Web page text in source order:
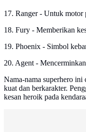
17. Ranger - Untuk motor
18. Fury - Memberikan
19. Phoenix - Simbol
20. Agent -
Nama-nama superhero
kuat dan berkarakter.
kesan heroik pada